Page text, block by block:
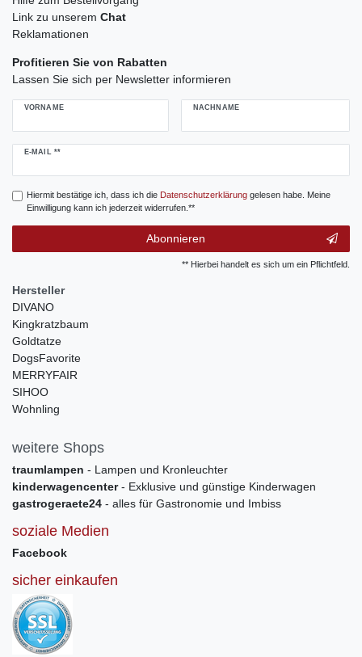
Link zu unserem Chat
Reklamationen
Profitieren Sie von Rabatten
Lassen Sie sich per Newsletter informieren
VORNAME NACHNAME
E-MAIL **
Newsletter
Hiermit bestätige ich, dass ich die Daten­schutz­erklärunggelesen habe. Meine
Einwilligung kann ich jederzeit widerrufen.**
Abonnieren
** Hierbei handelt es sich um ein Pflichtfeld.
Hersteller
DIVANO
Kingkratzbaum
Goldtatze
DogsFavorite
MERRYFAIR
SIHOO
Wohnling
weitere Shops
traumlampen - Lampen und Kronleuchter
kinderwagencenter- Exklusive und günstige Kinderwagen
gastrogeraete24 - alles für Gastronomie und Imbiss
soziale Medien
Facebook
sicher einkaufen